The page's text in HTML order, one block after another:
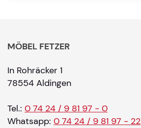
MÖBEL FETZER
In Rohräcker 1
78554 Aldingen
Tel.: 0 74 24 / 9 81 97 - 0
Whatsapp: 0 74 24 / 9 81 97 - 22